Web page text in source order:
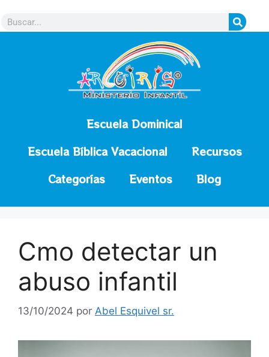
Escuela Dominical
Escuela Bíblica Vacacional
Recursos
Categorías
Eventos Blog
Cmo detectar un
abuso infantil
13/10/2024 por Abel Esquivel sr.